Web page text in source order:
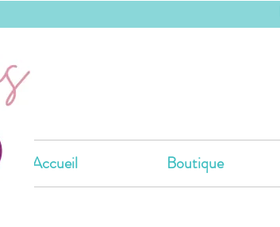
Accueil Boutique